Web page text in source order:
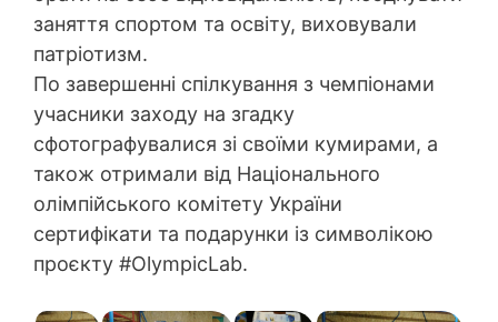
заняття спортом та освіту, виховували
патріотизм.
По завершенні спілкування з чемпіонами
учасники заходу на згадку
сфотографувалися зі своїми кумирами, а
також отримали від Національного
олімпійського комітету України
сертифікати та подарунки із символікою
проєкту #OlympicLab.